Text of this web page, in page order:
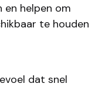
en helpen om
te houden
dat snel